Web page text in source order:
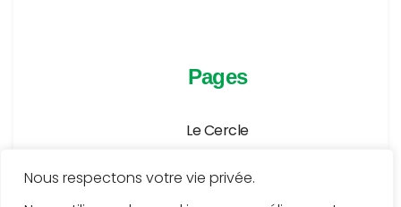
Nous respectons votre vie privée.
Pages
Le Cercle
Publications